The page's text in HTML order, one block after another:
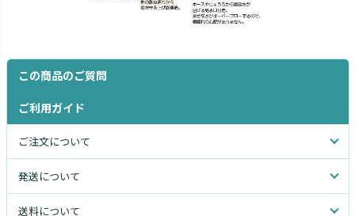
この商品のご質問
ご利用ガイド
ご注文について
発送について
送料について